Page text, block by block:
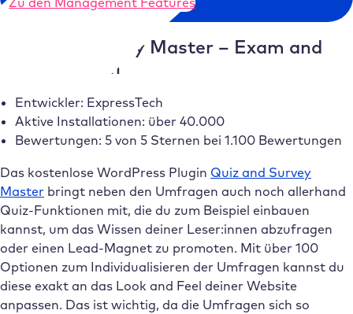
Quiz and Survey Master – Exam and
Survey Plugin
Entwickler: ExpressTech
Aktive Installationen: über 40.000
Bewertungen: 5 von 5 Sternen bei 1.100 Bewertungen
Das kostenlose WordPress Plugin Quiz and Survey
Master bringt neben den Umfragen auch noch allerhand
Quiz-Funktionen mit, die du zum Beispiel einbauen
kannst, um das Wissen deiner Leser:innen abzufragen
oder einen Lead-Magnet zu promoten. Mit über 100
Optionen zum Individualisieren der Umfragen kannst du
diese exakt an das Look and Feel deiner Website
anpassen. Das ist wichtig, da die Umfragen sich so